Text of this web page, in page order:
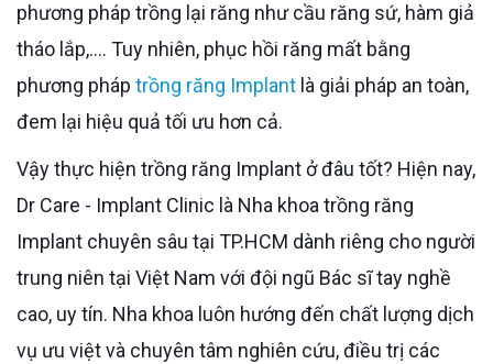
phương pháp trồng lại răng như cầu răng sứ, hàm giả
tháo lắp,.... Tuy nhiên, phục hồi răng mất bằng
phương pháp trồng răng Implant là giải pháp an toàn,
đem lại hiệu quả tối ưu hơn cả.
Vậy thực hiện trồng răng Implant ở đâu tốt? Hiện nay,
Dr Care - Implant Clinic là Nha khoa trồng răng
Implant chuyên sâu tại TP.HCM dành riêng cho người
trung niên tại Việt Nam với đội ngũ Bác sĩ tay nghề
cao, uy tín. Nha khoa luôn hướng đến chất lượng dịch
vụ ưu việt và chuyên tâm nghiên cứu, điều trị các